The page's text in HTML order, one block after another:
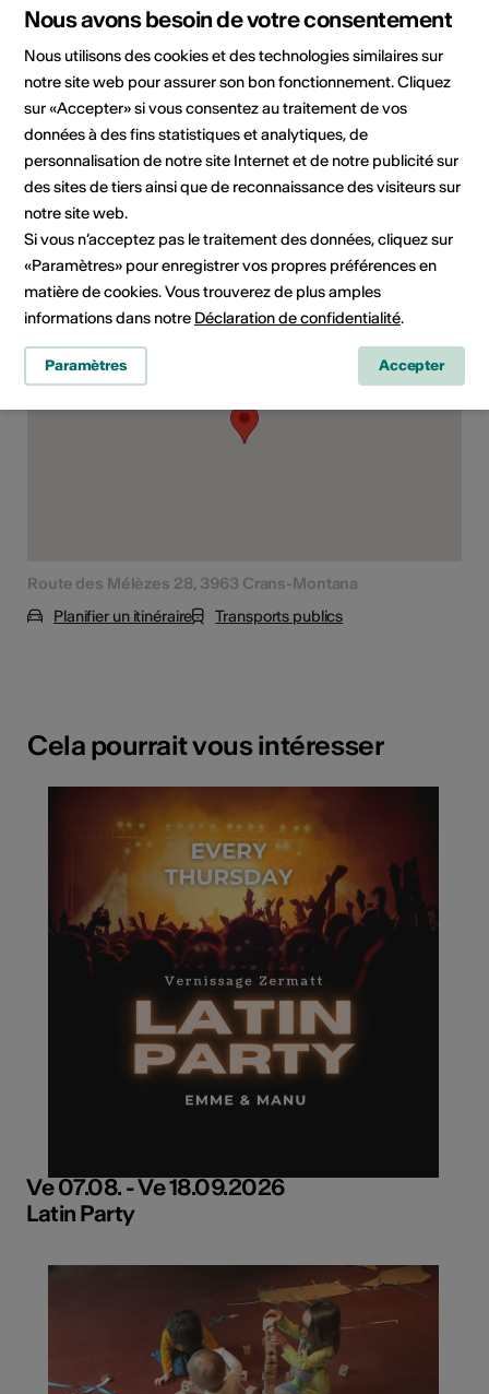
Site Internet
Domaine
Type d'événement
Concert
Classe d'âge
Tout public
Lieu de l'événement
Route des Mélèzes 28, 3963 Crans-Montana
Planifier un itinéraire
Transports publics
Cela pourrait vous intéresser
Ve 07.08. - Ve 18.09.2026
Latin Party
Nous avons besoin de votre consentement
Nous utilisons des cookies et des technologies similaires sur
notre site web pour assurer son bon fonctionnement. Cliquez
sur «Accepter» si vous consentez au traitement de vos
données à des fins statistiques et analytiques, de
personnalisation de notre site Internet et de notre publicité sur
des sites de tiers ainsi que de reconnaissance des visiteurs sur
notre site web.
Si vous n’acceptez pas le traitement des données, cliquez sur
«Paramètres» pour enregistrer vos propres préférences en
matière de cookies. Vous trouverez de plus amples
informations dans notre Déclaration de confidentialité.
Paramètres Accepter